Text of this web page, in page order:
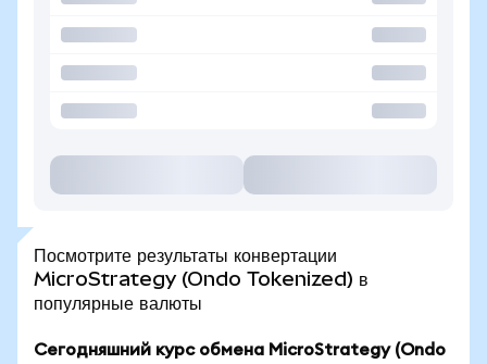
Посмотрите результаты конвертации
MicroStrategy (Ondo Tokenized) в
популярные валюты
Сегодняшний курс обмена MicroStrategy (Ondo